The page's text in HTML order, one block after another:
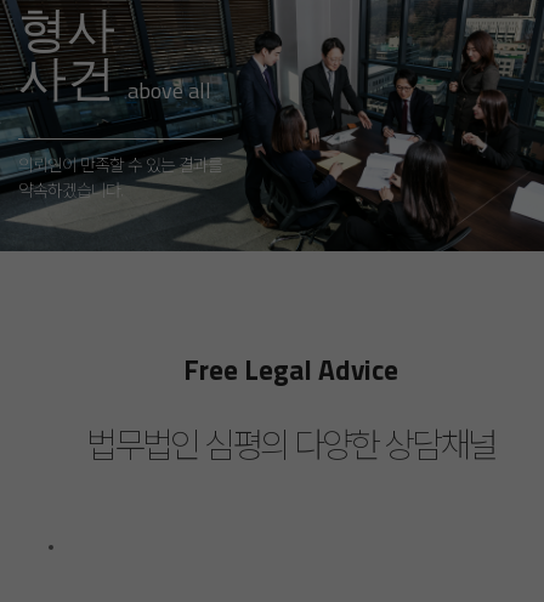
형사
사건 above all
의뢰인이 만족할 수 있는 결과를
약속하겠습니다.
Free Legal Advice
법무법인 심평의 다양한 상담채널